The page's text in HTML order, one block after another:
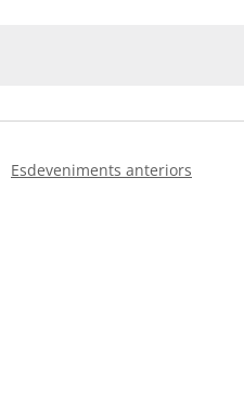
Esdeveniments anteriors